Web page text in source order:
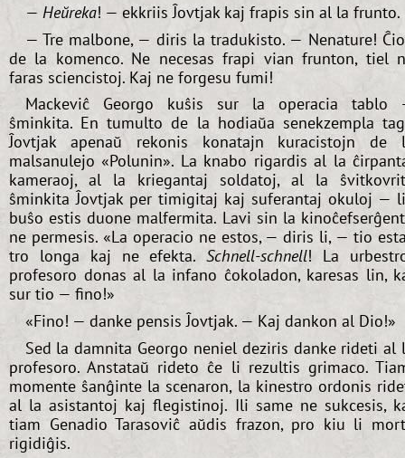
— Heŭreka! — ekkriis Ĵovtjak kaj frapis sin al la frunto.
— Tre malbone, — diris la tradukisto. — Nenature!
de la komenco. Ne necesas frapi vian frunton, tiel
faras sciencistoj. Kaj ne forgesu fumi!
Mackeviĉ Georgo kuŝis sur la operacia tablo
ŝminkita. En tumulto de la hodiaŭa senekzempla
Ĵovtjak apenaŭ rekonis konatajn kuracistojn de
malsanulejo «Polunin». La knabo rigardis al la
kameraoj, al la kriegantaj soldatoj, al la
ŝminkita Ĵovtjak per timigitaj kaj suferantaj okuloj —
buŝo estis duone malfermita. Lavi sin la
ne permesis. «La operacio ne estos, — diris li, — tio
tro longa kaj ne efekta.Schnell-schnell! La
profesoro donas al la infano ĉokoladon, karesas lin,
sur tio — fino!»
«Fino! — danke pensis Ĵovtjak. — Kaj dankon al Dio!»
Sed la damnita Georgo neniel deziris danke rideti al
profesoro. Anstataŭ rideto ĉe li rezultis grimaco.
momente ŝanĝinte la scenaron, la kinestro ordonis
al la asistantoj kaj flegistinoj. Ili same ne sukcesis,
tiam Genadio Tarasoviĉ aŭdis frazon, pro kiu li
rigidiĝis.